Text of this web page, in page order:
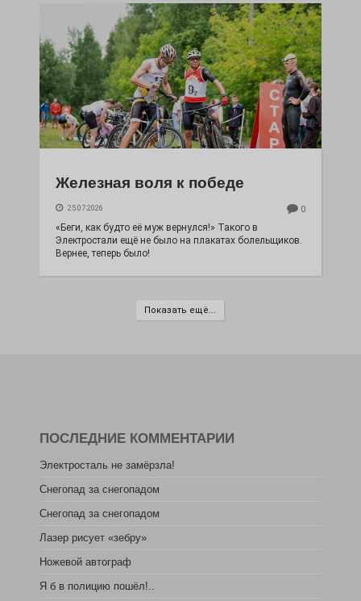
Железная воля к победе
25.07.2026 0
«Беги, как будто её муж вернулся!» Такого в
Электростали ещё не было на плакатах болельщиков.
Вернее, теперь было!
Показать ещё...
ПОСЛЕДНИЕ КОММЕНТАРИИ
Электросталь не замёрзла!
Снегопад за снегопадом
Снегопад за снегопадом
Лазер рисует «зебру»
Ножевой автограф
Я б в полицию пошёл!..